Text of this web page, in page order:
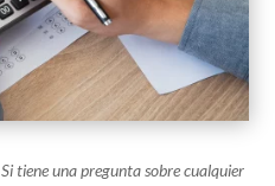
Si tiene una pregunta sobre cualquier